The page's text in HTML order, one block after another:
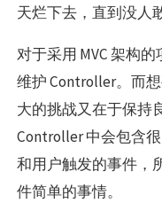
天烂下去，直到没人
对于采用 MVC 架构
维护 Controller。而
大的挑战又在于保持
Controller 中会包含
和用户触发的事件，
件简单的事情。